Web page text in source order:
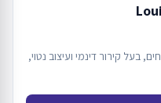
בעל קירור דינמי ועיצוב נטוי,